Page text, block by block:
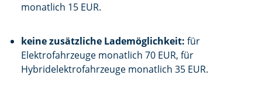
monatlich 15 EUR.
keine zusätzliche Lademöglichkeit: für
Elektrofahrzeuge monatlich 70 EUR, für
Hybridelektrofahrzeuge monatlich 35 EUR.